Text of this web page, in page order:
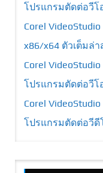
โปรแกรมตัดต่อวีโ
Corel
x86/x64 ตัวเต็มล่า
Corel
โปรแกรมตัดต่อวีโ
Corel
โปรแกรมตัดต่อวีดี